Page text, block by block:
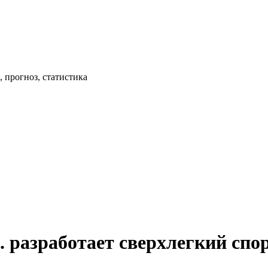
статистика
сверхлегкий